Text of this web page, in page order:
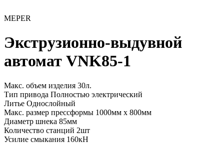
MEPER
Экструзионно-выдувной
автомат VNK85-1
Макс. объем изделия 30л.
Тип привода Полностью электрический
Литье Однослойный
Макс. размер прессформы 1000мм x 800мм
Диаметр шнека 85мм
Количество станций 2шт
Усилие смыкания 160кН